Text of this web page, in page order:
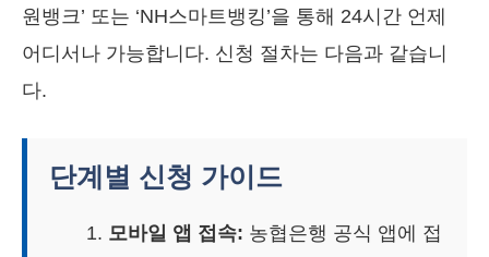
원뱅크’ 또는 ‘NH스마트뱅킹’을 통해 24시간 언제
어디서나 가능합니다. 신청 절차는 다음과 같습니
다.
단계별 신청 가이드
모바일 앱 접속: 농협은행 공식 앱에 접